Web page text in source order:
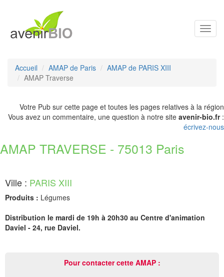
Accueil AMAP de Paris
AMAP de PARIS XIII
AMAP Traverse
Votre Pub sur cette page et toutes les pages relatives à la région
Vous avez un commentaire, une question à notre site avenir-bio.fr:
écrivez-nous
AMAP TRAVERSE - 75013 Paris
Ville : PARIS XIII
Produits : Légumes
Distribution le mardi de 19h à 20h30 au Centre d'animation
Daviel - 24, rue Daviel.
Pour contacter cette AMAP :